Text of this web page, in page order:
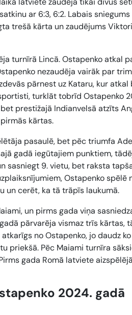
ar 6:3, 6:2. Labais
trešā kārta un zaudējums
turnīrā Lincā. Ostapenko atkal
nezaudēja vairāk par
pārnest uz Kataru, kur
turklāt tobrīd Ostapenko
prestižajā Indianvelsā atzīts
kārtas.
pasaulē, bet pēc triumfa
gadā iegūtajiem punktiem,
sasniegt 9. vietu, bet raksta
Ostapenko spēlē
un cerēt, ka tā trāpīs laukumā.
un pirms gada viņa
pārvarēja vismaz trīs kārtas,
no Ostapenko, jo daudz
priekšā. Pēc Maiami turnīra
gada Romā latviete
2024. gadā